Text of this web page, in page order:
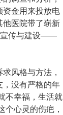
金用来投放电
医院带了崭新
宣传与建设——
风格与方法，
没有严格的年
不幸福，生活就
心灵的伤疤，